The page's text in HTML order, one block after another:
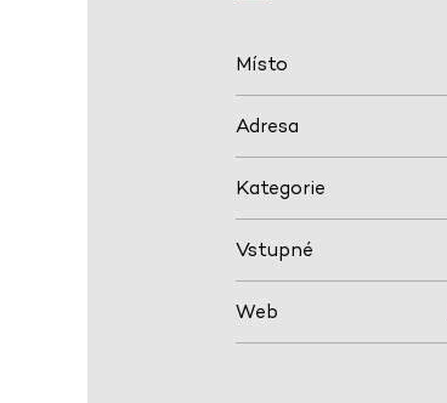
Místo
Adresa
Kategorie
Vstupné
Web